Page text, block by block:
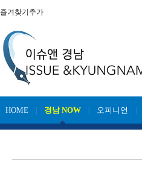
즐겨찾기추가
HOME 경남 NOW 오피니언